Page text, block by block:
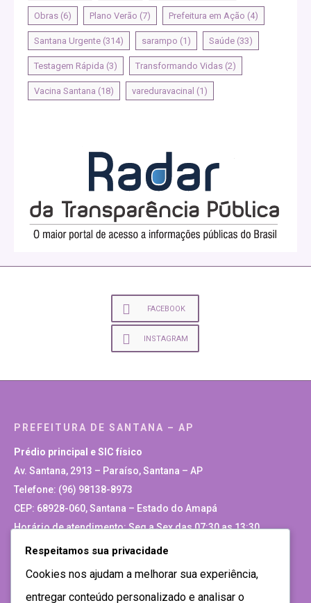
Obras (6) Plano Verão (7) Prefeitura em Ação (4)
Santana Urgente (314) sarampo (1) Saúde (33)
Testagem Rápida (3) Transformando Vidas (2)
Vacina Santana (18) vareduravacinal (1)
FACEBOOK
INSTAGRAM
PREFEITURA DE SANTANA – AP
Prédio principal e SIC físico
Av. Santana, 2913 – Paraíso, Santana – AP
Telefone: (96) 98138-8973
CEP: 68928-060, Santana – Estado do Amapá
Horário de atendimento: Seg a Sex das 07:30 as 13:30
Site Antigo
Respeitamos sua privacidade
Cookies nos ajudam a melhorar sua experiência,
entregar conteúdo personalizado e analisar o